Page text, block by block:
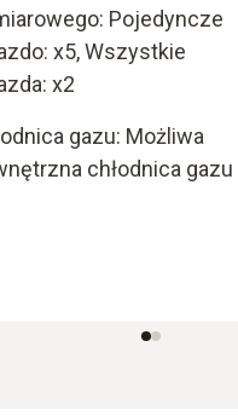
Pojedyncze
x5, Wszystkie
x2
gazu: Możliwa
chłodnica gazu